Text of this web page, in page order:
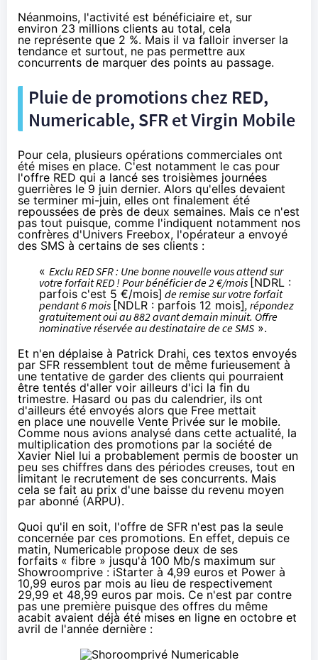
Néanmoins, l'activité est bénéficiaire et, sur
environ 23 millions clients au total, cela
ne représente que 2 %. Mais il va falloir inverser la
tendance et surtout, ne pas permettre aux
concurrents de marquer des points au passage.
Pluie de promotions chez RED,
Numericable, SFRetVirgin Mobile
Pour cela, plusieurs opérations commerciales ont
été mises en place. C'est notamment le cas pour
l'offre RED qui a lancé ses troisièmes journées
guerrières le 9 juin dernier. Alors qu'elles devaient
se terminer mi-juin, elles ont finalement été
repoussées de près de deux semaines. Mais ce n'est
pas tout puisque, comme l'indiquent notamment nos
confrères d'Univers Freebox, l'opérateur a envoyé
des SMS à certains de ses clients :
« ExcluREDSFR: Une bonne nouvelle vous attend sur
votre forfaitRED! Pour bénéficier de 2 €/mois [NDRL :
parfois c'est 5 €/mois] de remise sur votre forfait
pendant 6 mois [NDLR : parfois 12 mois], répondez
gratuitement oui au 882 avant demain minuit. Offre
nominative réservée au destinataire de ce SMS ».
Et n'en déplaise à Patrick Drahi, ces textos envoyés
par SFR ressemblent tout de même furieusement à
une tentative de garder des clients qui pourraient
être tentés d'aller voir ailleurs d'ici la fin du
trimestre. Hasard ou pas du calendrier, ils ont
d'ailleurs été envoyés alors que Free mettait
en place une nouvelle Vente Privée sur le mobile.
Comme nous avions analysé dans cette actualité, la
multiplication des promotions par la société de
Xavier Niel lui a probablement permis de booster un
peu ses chiffres dans des périodes creuses, tout en
limitant le recrutement de ses concurrents. Mais
cela se fait au prix d'une baisse du revenu moyen
par abonné (ARPU).
Quoi qu'il en soit, l'offre de SFR n'est pas la seule
concernée par ces promotions. En effet, depuis ce
matin, Numericablepropose deux de ses
forfaits « fibre » jusqu'à 100 Mb/s maximum sur
Showroomprive : iStarter à 4,99 euros et Power à
10,99 euros par mois au lieu de respectivement
29,99 et 48,99 euros par mois. Ce n'est par contre
pas une première puisque des offres du même
acabit avaient déjà été mises en ligne en octobre et
avril de l'année dernière :